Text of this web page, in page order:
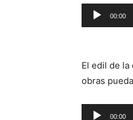
Reproductor
de
00:00
El edil de
obras
Reproductor
00:00